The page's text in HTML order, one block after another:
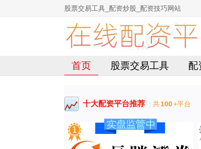
股票交易工具_配资炒股_配资技巧网站
首页 股票交易工具 配
十大配资平台推荐 共100+平台